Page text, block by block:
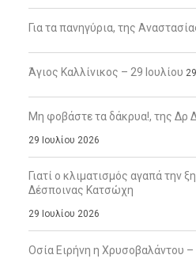
Για τα πανηγύρια, της
Άγιος Καλλίνικος – 29 Ιουλίου
Μη φοβάστε τα δάκρυα!, της Δρ
29 Ιουλίου 2026
Γιατί ο κλιματισμός αγαπά την
Δέσποινας Κατσώχη
29 Ιουλίου 2026
Οσία Ειρήνη η Χρυσοβαλάντου –